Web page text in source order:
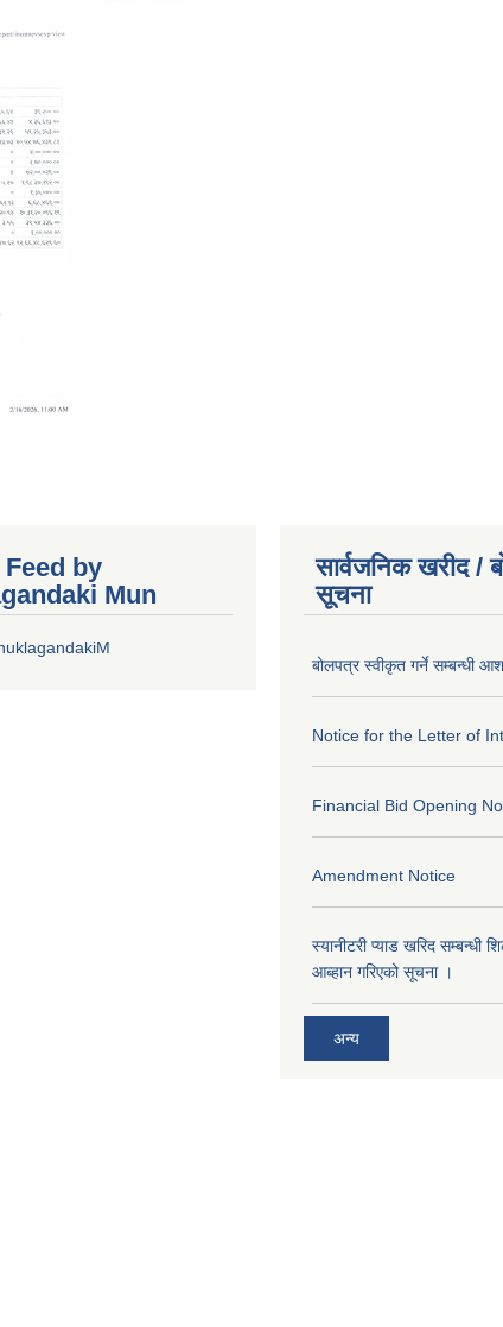
by
Mun
सार्वजनिक खरीद /
सूचना
बोलपत्र स्वीकृत गर्ने सम्बन्धी
Notice for the Letter of
Financial Bid Opening
Amendment Notice
स्यानीटरी प्याड खरिद सम्बन्धी
आब्हान गरिएको सूचना ।
अन्य